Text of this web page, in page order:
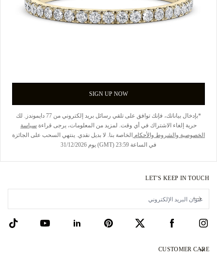
SIGN UP NOW
*بإدخال بياناتك، فإنك توافق على تلقي رسائل بريد إلكتروني من 77 دايموندز. لك
حرية إلغاء الاشتراك في أي وقت. لمزيد من المعلومات، يرجى قراءة سياسة
الخصوصية والشروط والأحكام الخاصة بنا. لا بديل نقدي. ينتهي السحب على الجائزة
في الساعة 23:59 (GMT) يوم 31/12/2026
LET’S KEEP IN TOUCH
CUSTOMER CARE